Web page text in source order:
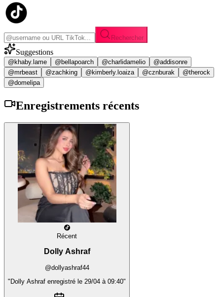
Rechercher
Suggestions
@khaby.lame @bellapoarch @charlidamelio
@addisonre
@mrbeast
@zachking @kimberly.loaiza @cznburak
@therock
@domelipa
Enregistrements récents
Récent
Dolly Ashraf
@dollyashraf44
"Dolly Ashraf enregistré le 29/04 à 09:40"